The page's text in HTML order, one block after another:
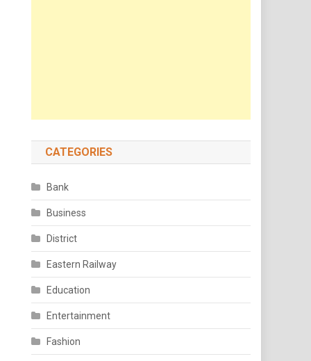
CATEGORIES
Bank
Business
District
Eastern Railway
Education
Entertainment
Fashion